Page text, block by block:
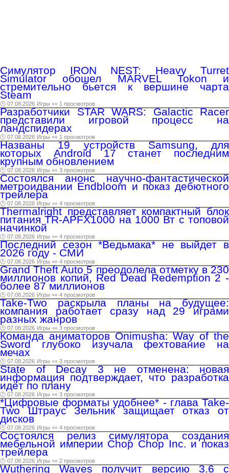
Симулятор IRON NEST: Heavy Turret
Simulator обошел MARVEL Tokon и
стремительно бьется к вершине чарта
Steam
🕑 07.08.2026 Игры 👀 1 просмотров
Разработчики STAR WARS: Galactic Racer
представили игровой процесс на
ландспидерах
🕑 07.08.2026 Игры 👀 1 просмотров
Названы 19 устройств Samsung, для
которых Android 17 станет последним
крупным обновлением
🕑 07.08.2026 Игры 👀 3 просмотров
Состоялся анонс научно-фантастической
метроидвании Endbloom и показ дебютного
трейлера
🕑 07.08.2026 Игры 👀 4 просмотров
Thermalright представляет компактный блок
питания TR-APFX1000 на 1000 Вт с топовой
начинкой
🕑 07.08.2026 Игры 👀 4 просмотров
Последний сезон *Ведьмака* не выйдет в
2026 году - СМИ
🕑 07.08.2026 Игры 👀 4 просмотров
Grand Theft Auto 5 преодолела отметку в 230
миллионов копий, Red Dead Redemption 2 -
более 87 миллионов
🕑 07.08.2026 Игры 👀 4 просмотров
Take-Two раскрыла планы на будущее:
компания работает сразу над 29 играми
разных жанров
🕑 07.08.2026 Игры 👀 3 просмотров
Команда аниматоров Onimusha: Way of the
Sword глубоко изучала фехтование на
мечах
🕑 07.08.2026 Игры 👀 3 просмотров
State of Decay 3 не отменена: новая
информация подтверждает, что разработка
идёт по плану
🕑 07.08.2026 Игры 👀 3 просмотров
*Цифровые форматы удобнее* - глава Take-
Two Штраус Зельник защищает отказ от
дисков
🕑 07.08.2026 Игры 👀 4 просмотров
Состоялся релиз симулятора создания
мебельной империи Chop Chop Inc. и показ
трейлера
🕑 07.08.2026 Игры 👀 2 просмотров
Wuthering Waves получит версию 3.6 с